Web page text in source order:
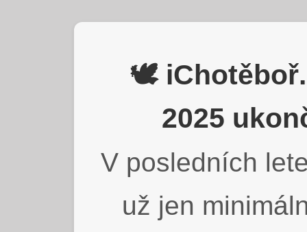
🕊️
2025
V posledních
už jen